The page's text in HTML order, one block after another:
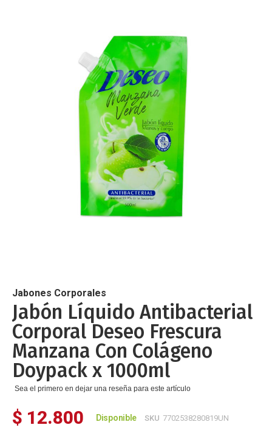
de
la
galería
de
imágenes
Jabones Corporales
Jabón Líquido Antibacterial
Corporal Deseo Frescura
Manzana Con Colágeno
Doypack x 1000ml
Sea el primero en dejar una reseña para este artículo
$ 12.800 Disponible SKU 7702538280819UN